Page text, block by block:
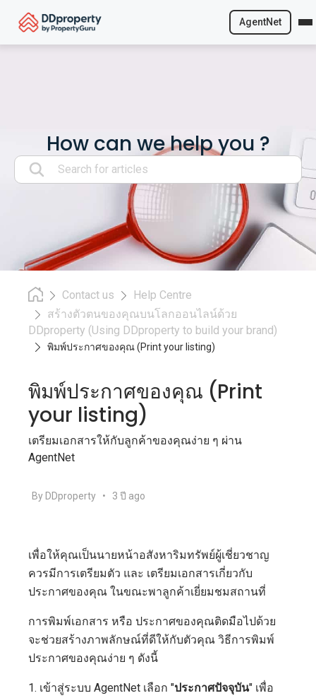
AgentNet
How can we help you ?
Search:
Contact us
Help Centre
สร้างตัวตนของคุณบนโลกออนไลน์ด้วย
DDproperty (Using DDproperty to build your brand)
พิมพ์ประกาศของคุณ (Print your listing)
พิมพ์ประกาศของคุณ (Print
your listing)
เตรียมเอกสารให้กับลูกค้าของคุณง่าย ๆ ผ่าน
AgentNet
By DDproperty • 3 ปี ago
เพื่อให้คุณเป็นนายหน้าอสังหาริมทรัพย์ผู้เชี่ยวชาญ
ควรมีการเตรียมตัว และ เตรียมเอกสารเกี่ยวกับ
ประกาศของคุณ ในขณะพาลูกค้าเยี่ยมชมสถานที่
การพิมพ์เอกสาร หรือ ประกาศของคุณติดมือไปด้วย
จะช่วยสร้างภาพลักษณ์ที่ดีให้กับตัวคุณ วิธีการพิมพ์
ประกาศของคุณง่าย ๆ ดังนี้
1. เข้าสู่ระบบ AgentNet เลือก "ประกาศปัจจุบัน" เพื่อ